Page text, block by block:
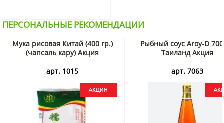
ПЕРСОНАЛЬНЫЕ РЕКОМЕНДАЦИИ
Мука рисовая Китай (400 гр.)
(чапсаль кару) Акция
арт. 1015
Рыбный соус Aroy-D
Таиланд Акция
арт. 7063